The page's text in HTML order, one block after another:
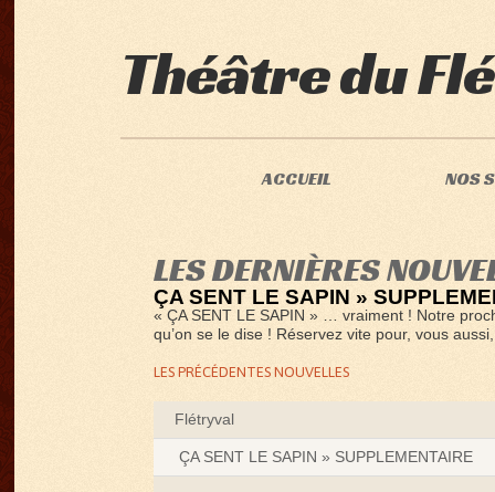
Théâtre du
ACCUEIL NOS
LES DERNIÈRES
ÇA SENT LE SAPIN »
« ÇA SENT LE SAPIN » … vraiment ! Notre
qu’on se le dise ! Réservez vite pour, vous
LES PRÉCÉDENTES NOUVELLES
Flétryval
ÇA SENT LE SAPIN » SUPPLEMENTAIRE